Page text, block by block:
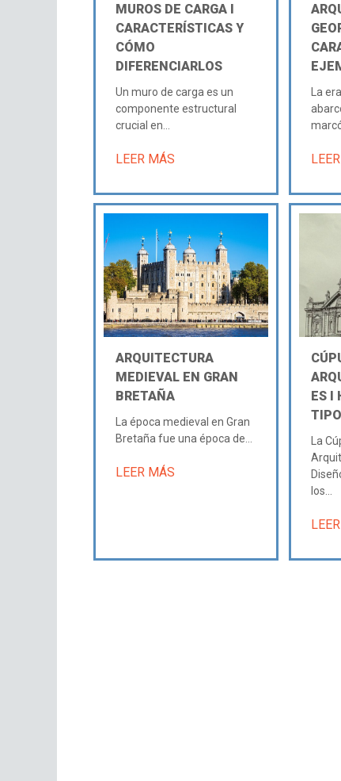
MUROS DE CARGA Ι
CARACTERÍSTICAS Y
CÓMO
DIFERENCIARLOS
Un muro de carga es un
componente estructural
crucial en...
LEER MÁS
La
ARQUITECTURA
MEDIEVAL EN GRAN
BRETAÑA
La época medieval en Gran
Bretaña fue una época de...
LEER MÁS
ES Ι
La
los...